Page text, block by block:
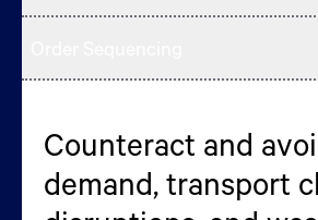
Counteract and
demand, transport
Streamline
speed and
Increase delivery
transparency and
Boost production
and stability